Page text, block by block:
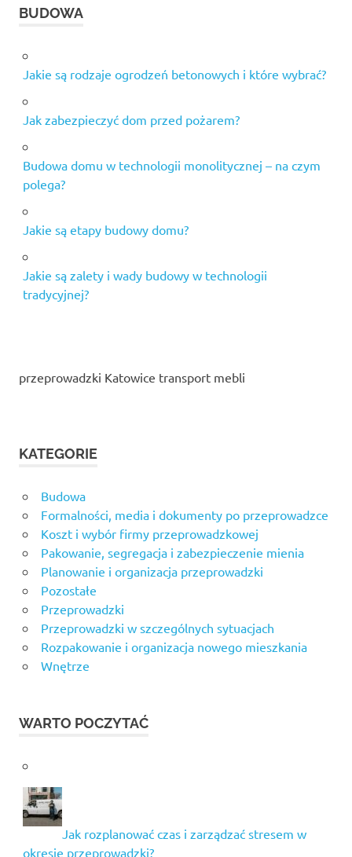
BUDOWA
Jakie są rodzaje ogrodzeń betonowych i które wybrać?
Jak zabezpieczyć dom przed pożarem?
Budowa domu w technologii monolitycznej – na czym
polega?
Jakie są etapy budowy domu?
Jakie są zalety i wady budowy w technologii
tradycyjnej?
przeprowadzki Katowice transport mebli
KATEGORIE
Budowa
Formalności, media i dokumenty po przeprowadzce
Koszt i wybór firmy przeprowadzkowej
Pakowanie, segregacja i zabezpieczenie mienia
Planowanie i organizacja przeprowadzki
Pozostałe
Przeprowadzki
Przeprowadzki w szczególnych sytuacjach
Rozpakowanie i organizacja nowego mieszkania
Wnętrze
WARTO POCZYTAĆ
Jak rozplanować czas i zarządzać stresem w
okresie przeprowadzki?